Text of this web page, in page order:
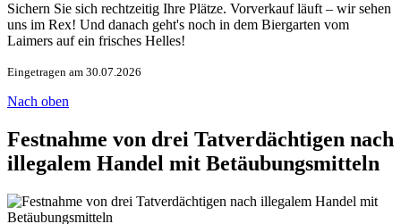
Sichern Sie sich rechtzeitig Ihre Plätze. Vorverkauf läuft – wir sehen
uns im Rex! Und danach geht's noch in dem Biergarten vom
Laimers auf ein frisches Helles!
Eingetragen am 30.07.2026
Nach oben
Festnahme von drei Tatverdächtigen nach
illegalem Handel mit Betäubungsmitteln